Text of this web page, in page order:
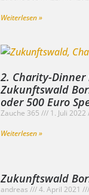
Weiterlesen »
2. Charity-
Zukunftswald
oder 500 Euro
Zauche 365 1. Juli 2022
Weiterlesen »
Zukunftswald
andreas 4. April 2021